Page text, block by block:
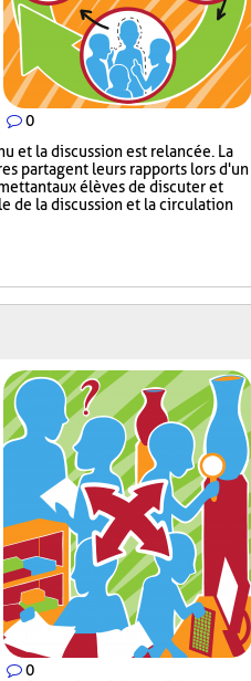
0
et la discussion est relancée. La
partagent leurs rapports lors d'un
aux élèves de discuter et
de la discussion et la circulation
0